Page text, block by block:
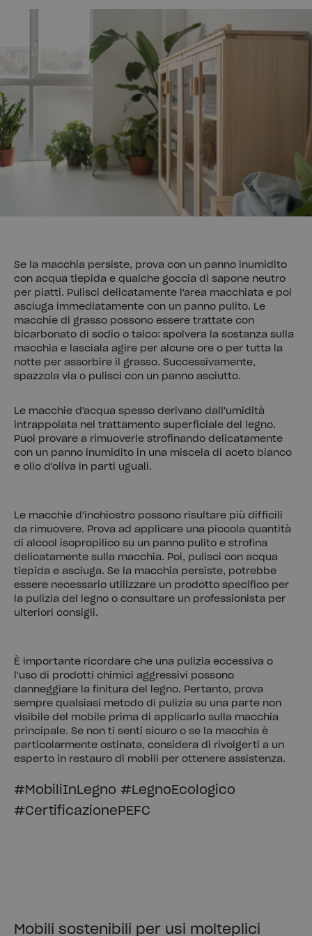
Se la macchia persiste, prova con un panno inumidito
con acqua tiepida e qualche goccia di sapone neutro
per piatti. Pulisci delicatamente l'area macchiata e poi
asciuga immediatamente con un panno pulito. Le
macchie di grasso possono essere trattate con
bicarbonato di sodio o talco: spolvera la sostanza sulla
macchia e lasciala agire per alcune ore o per tutta la
notte per assorbire il grasso. Successivamente,
spazzola via o pulisci con un panno asciutto.
Le macchie d'acqua spesso derivano dall'umidità
intrappolata nel trattamento superficiale del legno.
Puoi provare a rimuoverle strofinando delicatamente
con un panno inumidito in una miscela di aceto bianco
e olio d'oliva in parti uguali.
Le macchie d'inchiostro possono risultare più difficili
da rimuovere. Prova ad applicare una piccola quantità
di alcool isopropilico su un panno pulito e strofina
delicatamente sulla macchia. Poi, pulisci con acqua
tiepida e asciuga. Se la macchia persiste, potrebbe
essere necessario utilizzare un prodotto specifico per
la pulizia del legno o consultare un professionista per
ulteriori consigli.
È importante ricordare che una pulizia eccessiva o
l'uso di prodotti chimici aggressivi possono
danneggiare la finitura del legno. Pertanto, prova
sempre qualsiasi metodo di pulizia su una parte non
visibile del mobile prima di applicarlo sulla macchia
principale. Se non ti senti sicuro o se la macchia è
particolarmente ostinata, considera di rivolgerti a un
esperto in restauro di mobili per ottenere assistenza.
#MobiliInLegno #LegnoEcologico
#CertificazionePEFC
Mobili sostenibili per usi molteplici